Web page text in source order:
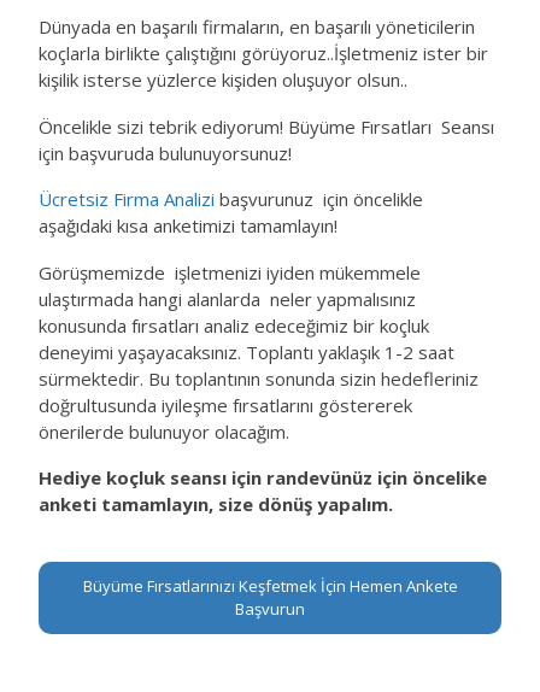
Dünyada en başarılı firmaların, en başarılı yöneticilerin
koçlarla birlikte çalıştığını görüyoruz..İşletmeniz ister bir
kişilik isterse yüzlerce kişiden oluşuyor olsun..
Öncelikle sizi tebrik ediyorum! Büyüme Fırsatları Seansı
için başvuruda bulunuyorsunuz!
Ücretsiz Firma Analizi başvurunuz için öncelikle
aşağıdaki kısa anketimizi tamamlayın!
Görüşmemizde işletmenizi iyiden mükemmele
ulaştırmada hangi alanlarda neler yapmalısınız
konusunda fırsatları analiz edeceğimiz bir koçluk
deneyimi yaşayacaksınız. Toplantı yaklaşık 1-2 saat
sürmektedir. Bu toplantının sonunda sizin hedefleriniz
doğrultusunda iyileşme fırsatlarını göstererek
önerilerde bulunuyor olacağım.
Hediye koçluk seansı için randevünüz için öncelike
anketi tamamlayın, size dönüş yapalım.
Büyüme Fırsatlarınızı Keşfetmek İçin Hemen Ankete
Başvurun